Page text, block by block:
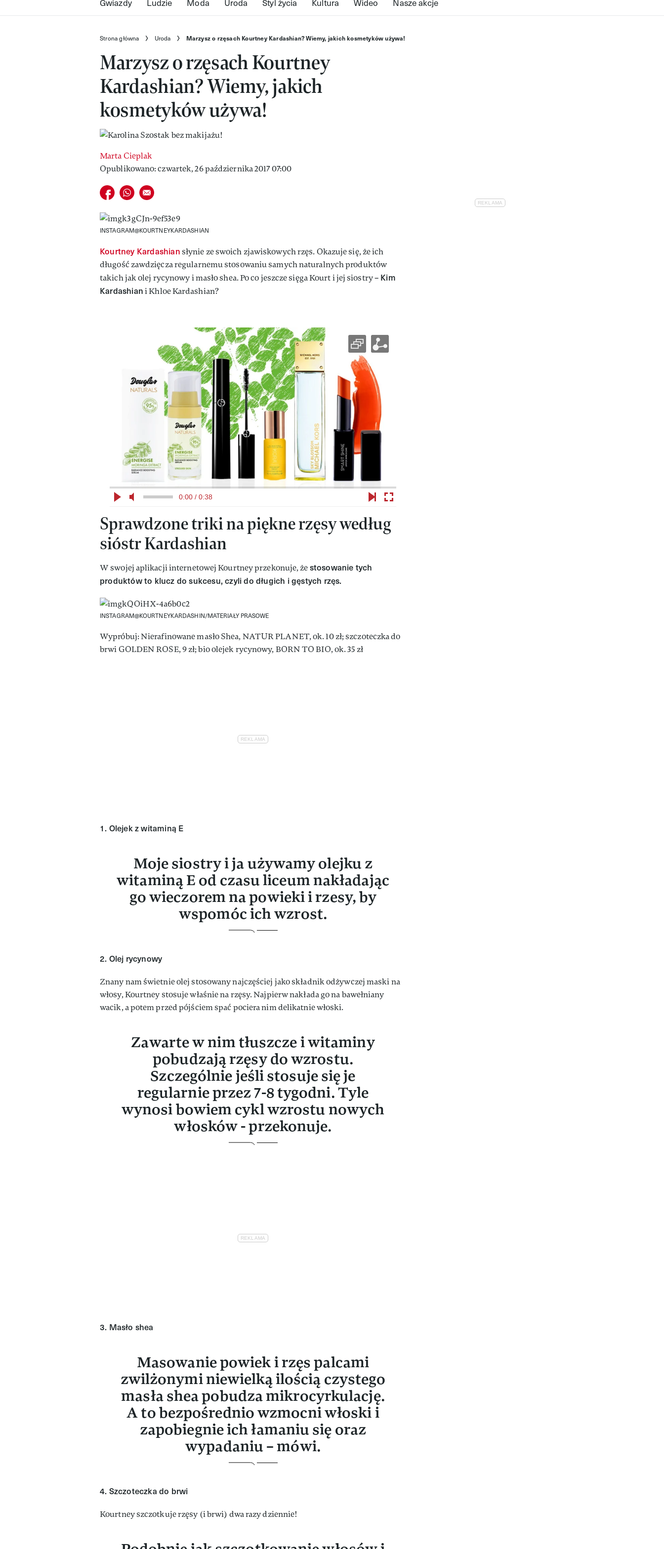
Strona główna Uroda Marzysz o rzęsach Kourtney Kardashian? Wiemy, jakich kosmetyków używa!
Marzysz o rzęsach Kourtney
Kardashian? Wiemy, jakich
kosmetyków używa!
Marta Cieplak
Opublikowano: czwartek, 26 października 2017 07:00
Udostępnij na facebook
Udostępnij na whatsapp
E-mail do przyjaciela
INSTAGRAM@KOURTNEYKARDASHIAN
Kourtney Kardashiansłynie ze swoich zjawiskowych rzęs. Okazuje się, że ich
długość zawdzięcza regularnemu stosowaniu samych naturalnych produktów
takich jak olej rycynowy i masło shea. Po co jeszcze sięga Kourt i jej siostry – Kim
Kardashiani Khloe Kardashian?
0:00 / 0:38
Sprawdzone triki na piękne rzęsy według
sióstr Kardashian
W swojej aplikacji internetowej Kourtney przekonuje, żestosowanie tych
produktów to klucz do sukcesu, czyli do długich i gęstych rzęs.
INSTAGRAM@KOURTNEYKARDASHIN/MATERIAŁY PRASOWE
Wypróbuj: Nierafinowane masło Shea, NATUR PLANET, ok. 10 zł; szczoteczka do
brwi GOLDEN ROSE, 9 zł; bio olejek rycynowy, BORN TO BIO, ok. 35 zł
1. Olejek z witaminą E
Moje siostry i ja używamy olejku z
witaminą E od czasu liceum nakładając
go wieczorem na powieki i rzesy, by
wspomóc ich wzrost.
2. Olej rycynowy
Znany nam świetnie olej stosowany najczęściej jako składnik odżywczej maski na
włosy, Kourtney stosuje właśnie na rzęsy. Najpierw nakłada go na bawełniany
wacik, a potem przed pójściem spać pociera nim delikatnie włoski.
Zawarte w nim tłuszcze i witaminy
pobudzają rzęsy do wzrostu.
Szczególnie jeśli stosuje się je
regularnie przez 7-8 tygodni. Tyle
wynosi bowiem cykl wzrostu nowych
włosków - przekonuje.
3. Masło shea
Masowanie powiek i rzęs palcami
zwilżonymi niewielką ilością czystego
masła shea pobudza mikrocyrkulację.
A to bezpośrednio wzmocni włoski i
zapobiegnie ich łamaniu się oraz
wypadaniu – mówi.
4. Szczoteczka do brwi
Kourtney szczotkuje rzęsy (i brwi) dwa razy dziennie!